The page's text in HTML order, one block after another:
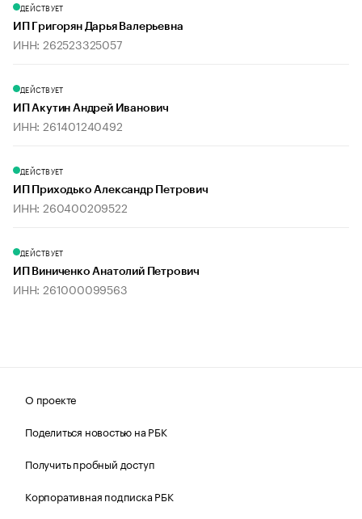
ДЕЙСТВУЕТ
ИП Григорян Дарья Валерьевна
ИНН: 262523325057
ДЕЙСТВУЕТ
ИП Акутин Андрей Иванович
ИНН: 261401240492
ДЕЙСТВУЕТ
ИП Приходько Александр Петрович
ИНН: 260400209522
ДЕЙСТВУЕТ
ИП Виниченко Анатолий Петрович
ИНН: 261000099563
О проекте
Поделиться новостью на РБК
Получить пробный доступ
Корпоративная подписка РБК